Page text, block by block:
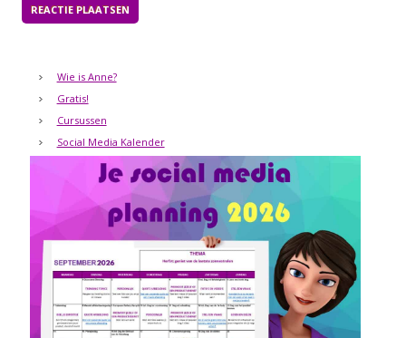
Wie is Anne?
Gratis!
Cursussen
Social Media Kalender